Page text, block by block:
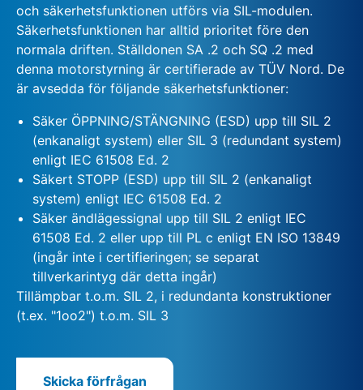
och säkerhetsfunktionen utförs via SIL-modulen.
Säkerhetsfunktionen har alltid prioritet före den
normala driften. Ställdonen SA .2 och SQ .2 med
denna motorstyrning är certifierade av TÜV Nord. De
är avsedda för följande säkerhetsfunktioner:
Säker ÖPPNING/STÄNGNING (ESD) upp till SIL 2
(enkanaligt system) eller SIL 3 (redundant system)
enligt IEC 61508 Ed. 2
Säkert STOPP (ESD) upp till SIL 2 (enkanaligt
system) enligt IEC 61508 Ed. 2
Säker ändlägessignal upp till SIL 2 enligt IEC
61508 Ed. 2 eller upp till PL c enligt EN ISO 13849
(ingår inte i certifieringen; se separat
tillverkarintyg där detta ingår)
Tillämpbar t.o.m. SIL 2, i redundanta konstruktioner
(t.ex. "1oo2") t.o.m. SIL 3
Skicka förfrågan